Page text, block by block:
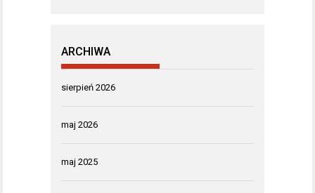
ARCHIWA
sierpień 2026
maj 2026
maj 2025